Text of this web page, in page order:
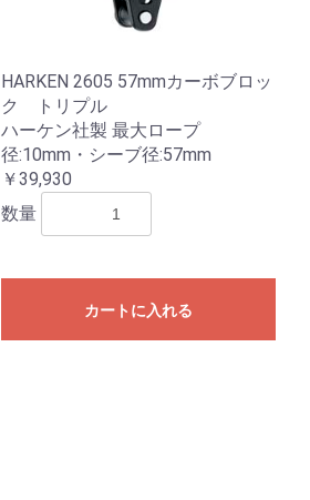
HARKEN 2605 57mmカーボブロッ
ク トリプル
ハーケン社製 最大ロープ
径:10mm・シーブ径:57mm
￥39,930
数量
カートに入れる